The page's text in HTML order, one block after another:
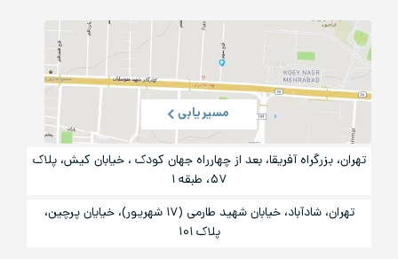
مسیریابی
تهران، بزرگراه آفریقا، بعد از چهارراه جهان کودک ، خیابان کیش، پلاک
۵۷، طبقه ۱
تهران، شادآباد، خیابان شهید طارمی (۱۷ شهریور)، خیایان پرچین،
پلاک ۱۰۱